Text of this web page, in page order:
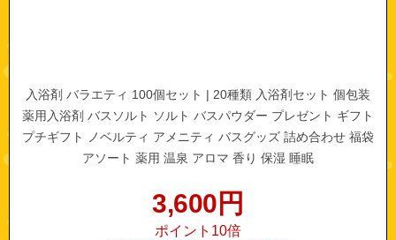
入浴剤 バラエティ 100個セット | 20種類 入浴剤セット 個包装
薬用入浴剤 バスソルト ソルト バスパウダー プレゼント ギフト
プチギフト ノベルティ アメニティ バスグッズ 詰め合わせ 福袋
アソート 薬用 温泉 アロマ 香り 保湿 睡眠
3,600 円
ポイント10倍